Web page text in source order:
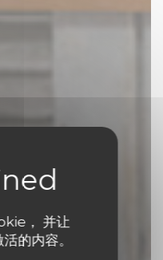
， 并让
的内容。
17